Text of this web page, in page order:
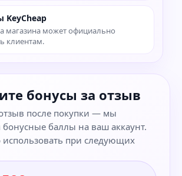
KeyCheap
магазина может официально
клиентам.
бонусы за отзыв
после покупки — мы
баллы на ваш аккаунт.
при следующих